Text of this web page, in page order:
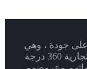
بهدف توفير أعلى جودة ، وهي
واحدة من حلول التسويق الرقمي والعلامات التجارية 360 درجة